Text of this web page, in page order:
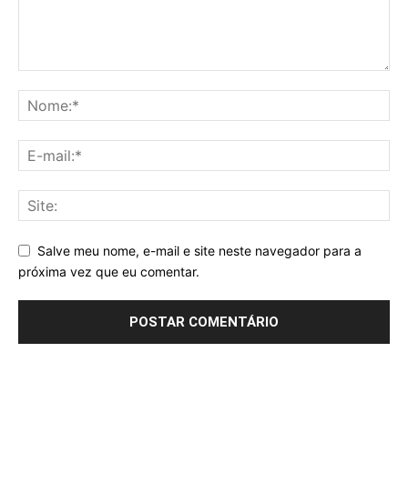
Salve meu nome, e-mail e site neste navegador para a
próxima vez que eu comentar.